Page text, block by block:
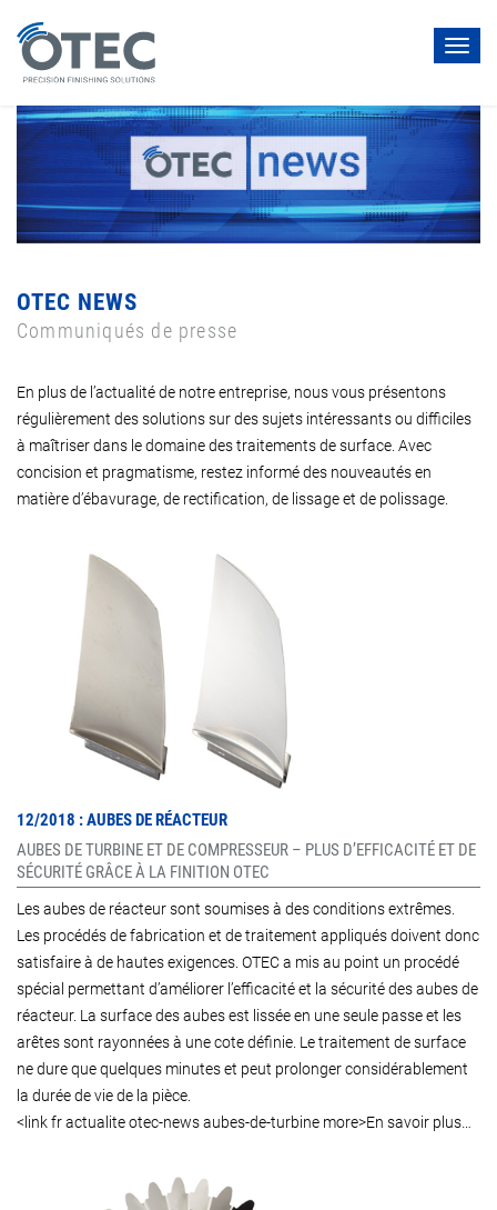
OTEC NEWS
Communiqués de presse
En plus de l’actualité de notre entreprise, nous vous présentons
régulièrement des solutions sur des sujets intéressants ou difficiles
à maîtriser dans le domaine des traitements de surface. Avec
concision et pragmatisme, restez informé des nouveautés en
matière d’ébavurage, de rectification, de lissage et de polissage.
12/2018 : AUBES DE RÉACTEUR
AUBES DE TURBINE ET DE COMPRESSEUR – PLUS D’EFFICACITÉ ET DE
SÉCURITÉ GRÂCE À LA FINITION OTEC
Les aubes de réacteur sont soumises à des conditions extrêmes.
Les procédés de fabrication et de traitement appliqués doivent donc
satisfaire à de hautes exigences. OTEC a mis au point un procédé
spécial permettant d’améliorer l’efficacité et la sécurité des aubes de
réacteur. La surface des aubes est lissée en une seule passe et les
arêtes sont rayonnées à une cote définie. Le traitement de surface
ne dure que quelques minutes et peut prolonger considérablement
la durée de vie de la pièce.
<link fr actualite otec-news aubes-de-turbine more>En savoir plus…